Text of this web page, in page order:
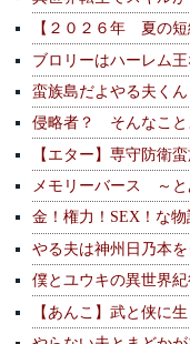
【２０２６年 夏の短
ブロリーはハーレム
蛮族島だよやる夫くん
侵略者？ そんなこと
【エター】専守防衛
メモリーバース ～と
金！権力！SEX！な物
やる夫は神州日乃本
僕とユウキの異世界
【あんこ】武と侠に